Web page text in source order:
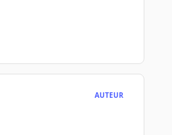
AUTEUR